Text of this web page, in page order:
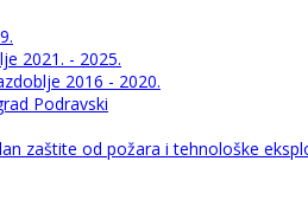
2021. - 2025.
2016 - 2020.
Podravski
zaštite od požara i tehnološke